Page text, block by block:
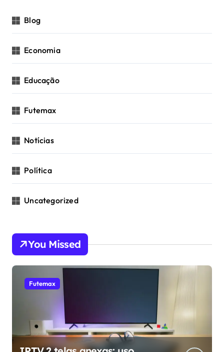
Blog
Economia
Educação
Futemax
Notícias
Política
Uncategorized
You Missed
Futemax